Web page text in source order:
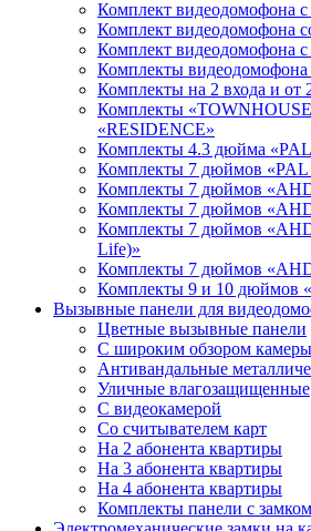
Комплект видеодомофона с
Комплект видеодомофона
Комплект видеодомофона c
Комплекты видеодомофона
Комплекты на 2 входа и от
Комплекты
«RESIDENCE»
Комплекты 4.3 дюйма
Комплекты 7 дюймов «PAL
Комплекты 7 дюймов
Комплекты 7 дюймов
Комплекты 7 дюймов
Life)»
Комплекты 7 дюймов
Комплекты 9 и 10 дюймов
Вызывные панели для
Цветные вызывные панели
С широким обзором камеры
Антивандальные
Уличные влагозащищенные
С видеокамерой
Со считывателем карт
На 2 абонента квартиры
На 3 абонента квартиры
На 4 абонента квартиры
Комплекты панели с замком